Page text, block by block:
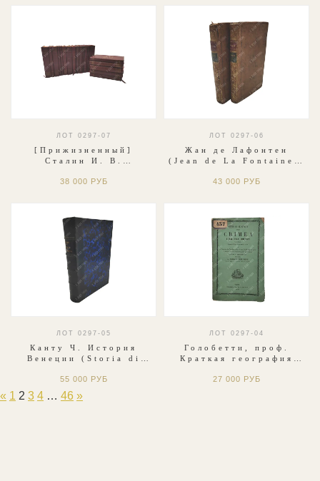
ЛОТ 0297-07
[Прижизненный]
Сталин И. В.
сочинений в 20 томах.
38 000 РУБ
ЛОТ 0297-06
Жан де Лафонтен
(Jean de La Fontaine).
стихах (Contes et
43 000 РУБ
ЛОТ 0297-05
Канту Ч. История
Венеции (Storia di
Джузеппе Антонелли
(Giuseppe Antonelli),
1861
55 000 РУБ
ЛОТ 0297-04
Голобетти, проф.
Краткая география
государств. 1855.
27 000 РУБ
« 1 2 3 4 … 46 »